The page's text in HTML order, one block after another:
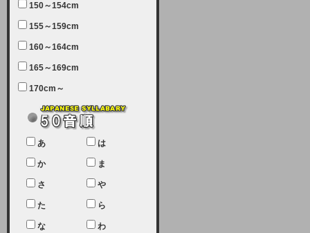
【クレジットカード決済について
②】
現在、クレジットカード決済はJCB
のみになっております。大変ご迷惑
キャシュでの決済は可能ですので、
宜しくお願い致します。
2024-02-23 (金)
【クレジットカード決済について】
只今、クレジットカード会社の都合
により決済ができない状況です。
ユーザー様には、大変ご迷惑をおか
けいたしまして申し訳ございませ
150～154cm
155～159cm
160～164cm
165～169cm
170cm～
あ は
か ま
さ や
た ら
な わ